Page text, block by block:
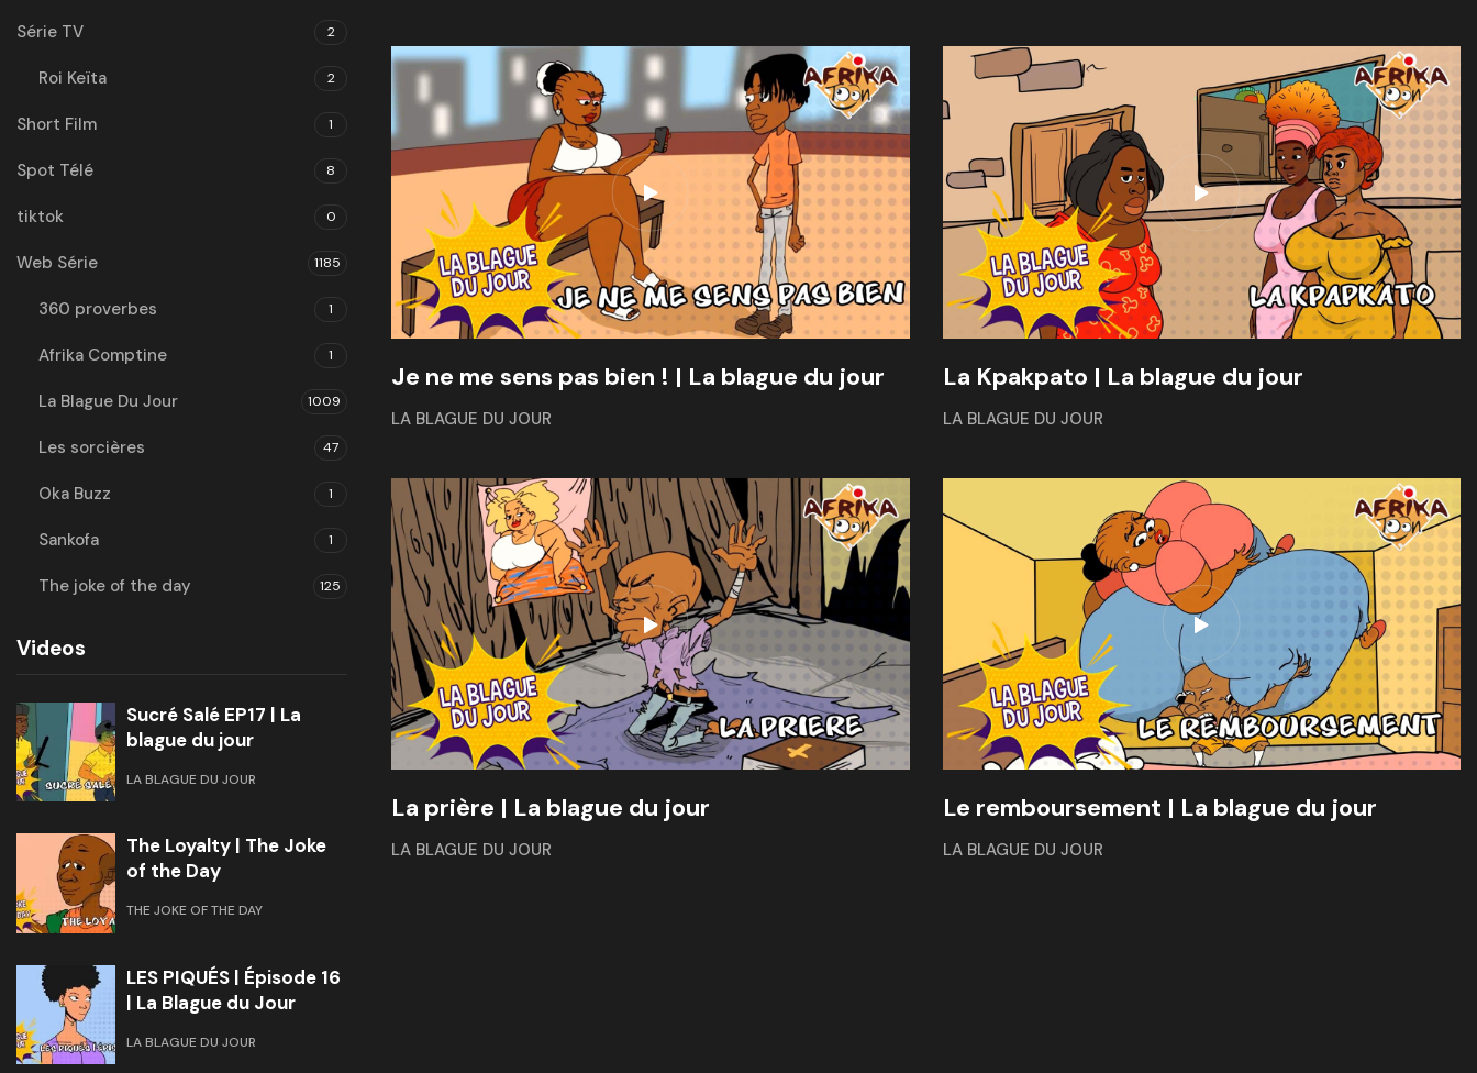
Je ne me sens pas bien ! | La blague du jour
LA BLAGUE DU JOUR
La Kpakpato | La blague du jour
LA BLAGUE DU JOUR
La prière | La blague du jour
LA BLAGUE DU JOUR
Le remboursement | La blague du jour
LA BLAGUE DU JOUR
Série TV 2
Roi Keïta 2
Short Film 1
Spot Télé 8
tiktok 0
Web Série 1185
360 proverbes 1
Afrika Comptine 1
La Blague Du Jour 1009
Les sorcières 47
Oka Buzz 1
Sankofa 1
The joke of the day 125
Videos
Sucré Salé EP17 | La
blague du jour
LA BLAGUE DU JOUR
The Loyalty | The Joke
of the Day
THE JOKE OF THE DAY
LES PIQUÉS | Épisode 16
| La Blague du Jour
LA BLAGUE DU JOUR